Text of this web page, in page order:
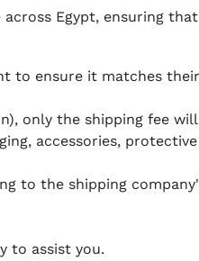
Egypt, ensuring
to ensure it matches
only the shipping fee will
accessories,
to the shipping
to assist you.